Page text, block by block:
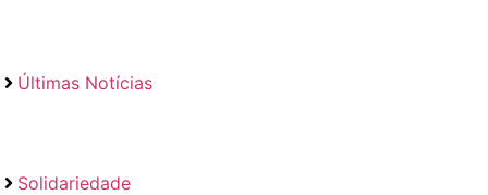
Últimas Notícias
Solidariedade